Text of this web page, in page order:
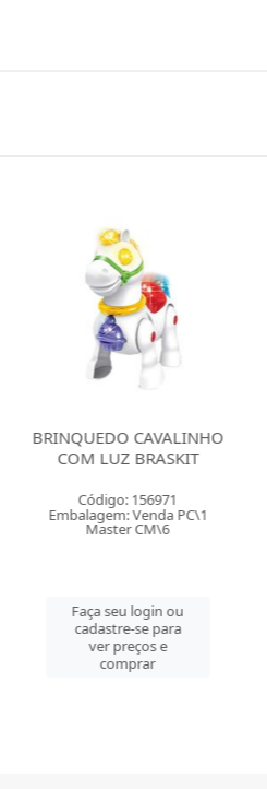
BRINQUEDO CAVALINHO
COM LUZ BRASKIT
Código: 156971
Embalagem: Venda PC\1
Master CM\6
Faça seu login ou
cadastre-se para
ver preços e
comprar